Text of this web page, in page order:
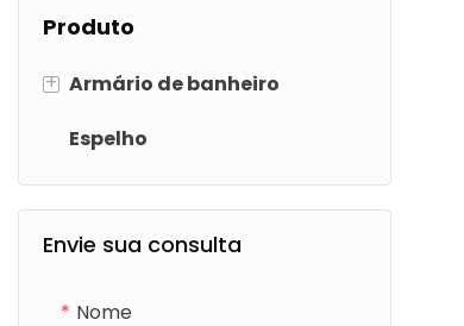
Produto
+ Armário de banheiro
Armário de banheiro em PVC
Armário de banheiro de
madeira compensada
carvalho
Espelho
Envie sua consulta
Nome